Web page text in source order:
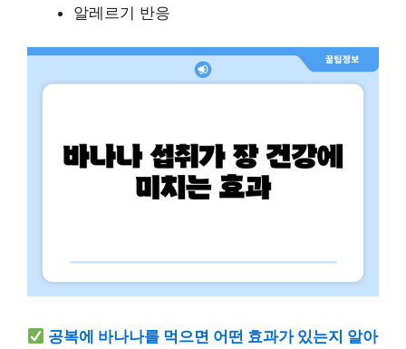
알레르기 반응
공복에 바나나를 먹으면 어떤 효과가 있는지 알아